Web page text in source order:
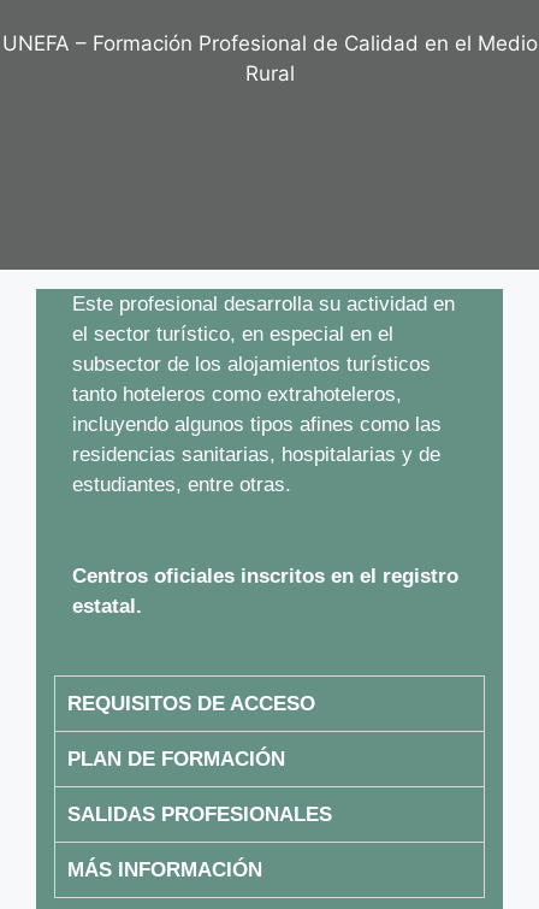
UNEFA – Formación Profesional de Calidad en el Medio
Rural
Este profesional desarrolla su actividad en
el sector turístico, en especial en el
subsector de los alojamientos turísticos
tanto hoteleros como extrahoteleros,
incluyendo algunos tipos afines como las
residencias sanitarias, hospitalarias y de
estudiantes, entre otras.
Centros oficiales inscritos en el registro
estatal.
REQUISITOS DE ACCESO
PLAN DE FORMACIÓN
SALIDAS PROFESIONALES
MÁS INFORMACIÓN